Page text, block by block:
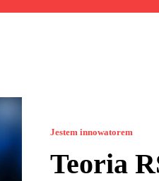
Jestem innowatorem
Teoria